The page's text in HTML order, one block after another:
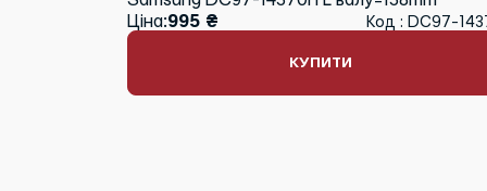
Ціна:995 ₴ Код : DC97-
КУПИТИ